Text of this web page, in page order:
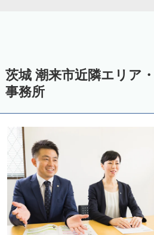
茨城 潮来市近隣エリア
事務所